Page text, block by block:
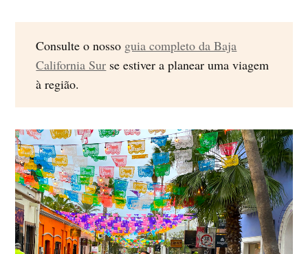
Consulte o nosso guia completo da Baja
California Sur se estiver a planear uma viagem
à região.